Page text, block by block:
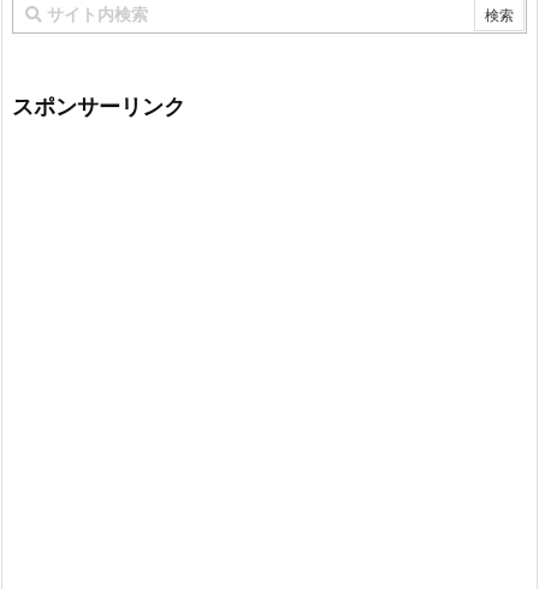
スポンサーリンク